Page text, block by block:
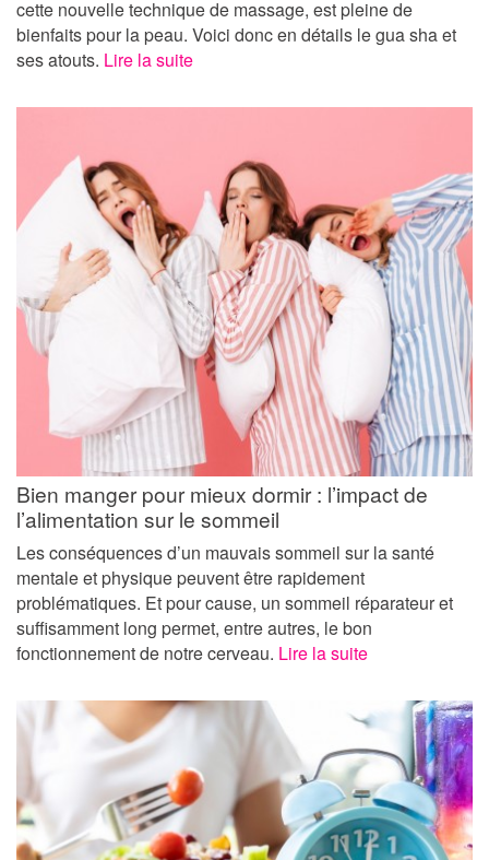
cette nouvelle technique de massage, est pleine de
bienfaits pour la peau. Voici donc en détails le gua sha et
ses atouts. Lire la suite
Bien manger pour mieux dormir : l’impact de
l’alimentation sur le sommeil
Les conséquences d’un mauvais sommeil sur la santé
mentale et physique peuvent être rapidement
problématiques. Et pour cause, un sommeil réparateur et
suffisamment long permet, entre autres, le bon
fonctionnement de notre cerveau. Lire la suite